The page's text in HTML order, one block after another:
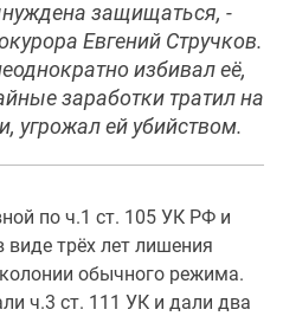
защищаться, -
Евгений Стручков.
избивал её,
заработки тратил на
угрожал ей убийством.
по ч.1 ст. 105 УК РФ и
виде трёх лет лишения
обычного режима.
ч.3 ст. 111 УК и дали два